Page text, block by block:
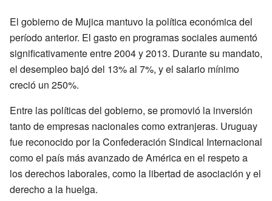
El gobierno de Mujica mantuvo la política económica del
período anterior. El gasto en programas sociales aumentó
significativamente entre 2004 y 2013. Durante su mandato,
el desempleo bajó del 13% al 7%, y el salario mínimo
creció un 250%.
Entre las políticas del gobierno, se promovió la inversión
tanto de empresas nacionales como extranjeras. Uruguay
fue reconocido por la Confederación Sindical Internacional
como el país más avanzado de América en el respeto a
los derechos laborales, como la libertad de asociación y el
derecho a la huelga.